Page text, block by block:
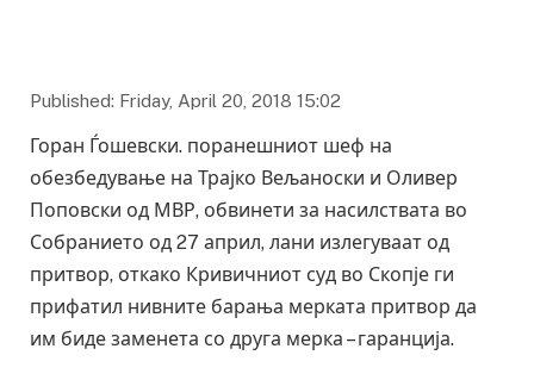
Published: Friday, April 20, 2018 15:02
Горан Ѓошевски. поранешниот шеф на
обезбедување на Трајко Вељаноски и Оливер
Поповски од МВР, обвинети за насилствата во
Собранието од 27 април, лани излегуваат од
притвор, откако Кривичниот суд во Скопје ги
прифатил нивните барања мерката притвор да
им биде заменета со друга мерка – гаранција.